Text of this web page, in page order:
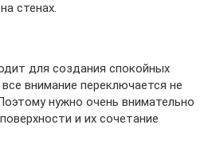
стенах.
для создания спокойных
внимание переключается не
нужно очень внимательно
и их сочетание